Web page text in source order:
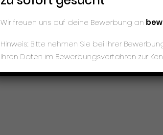
Wir freuen uns auf deine Bewerbung an
Hinweis: Bitte nehmen Sie bei Ihrer
Ihren Daten im Bewerbungsverfahren zur